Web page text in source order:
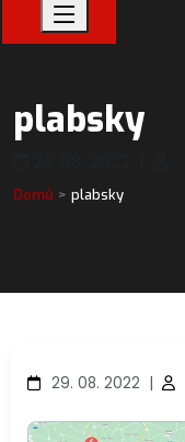
plabsky
Domů plabsky
29. 08. 2022 |